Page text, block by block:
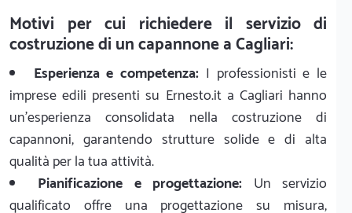
Motivi per cui richiedere il servizio di
costruzione di un capannone a Cagliari:
Esperienza e competenza: I professionisti e le
imprese edili presenti su Ernesto.it a Cagliari hanno
un'esperienza consolidata nella costruzione di
capannoni, garantendo strutture solide e di alta
qualità per la tua attività.
Pianificazione e progettazione: Un servizio
qualificato offre una progettazione su misura,